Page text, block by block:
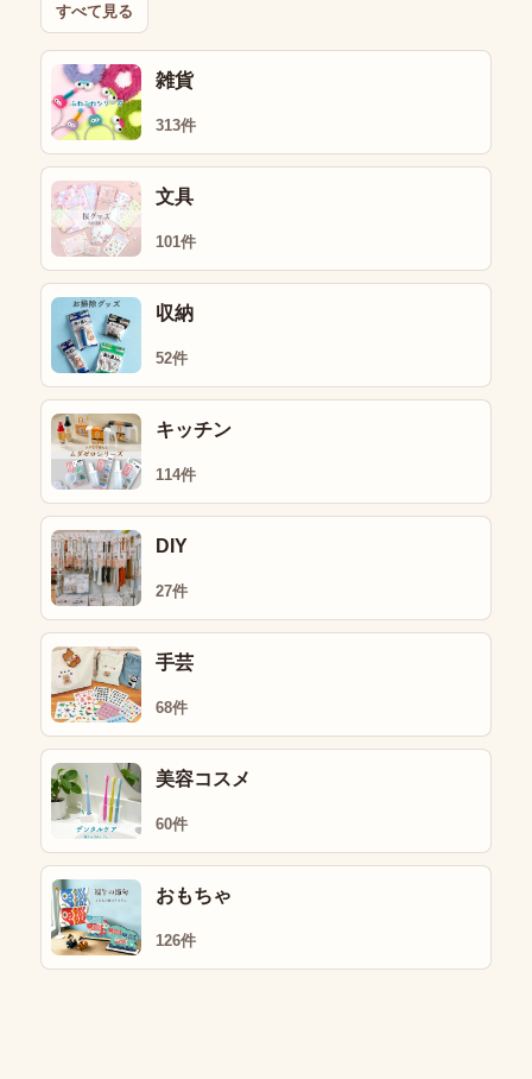
すべて見る
雑貨
313件
文具
101件
収納
52件
キッチン
114件
DIY
27件
手芸
68件
美容コスメ
60件
おもちゃ
126件